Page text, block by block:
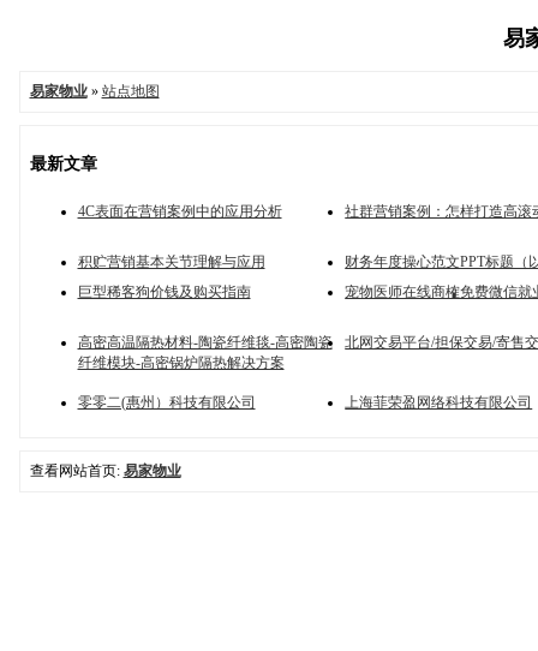
易
易家物业» 站点地图
最新文章
4C表面在营销案例中的应用分析 社群营销案例：怎样打造高滚
积贮营销基本关节理解与应用
财务年度操心范文PPT标题（
巨型稀客狗价钱及购买指南
宠物医师在线商榷免费微信就
高密高温隔热材料-陶瓷纤维毯-高密陶瓷
纤维模块-高密锅炉隔热解决方案
北网交易平台/担保交易/寄售
零零二(惠州）科技有限公司 上海菲荣盈网络科技有限公司
查看网站首页: 易家物业